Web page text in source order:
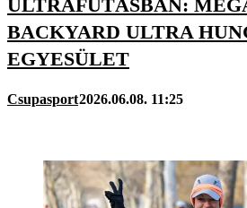
ULTRAFUTÁSBAN:
BACKYARD ULTRA
EGYESÜLET
Csupasport2026.06.08. 11:25